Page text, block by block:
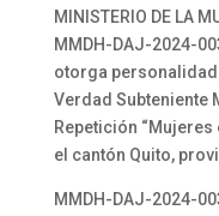
MINISTERIO DE LA
MMDH-DAJ-2024-
otorga
Verdad Subteniente
Repetición
el cantón Quito,
MMDH-DAJ-2024-